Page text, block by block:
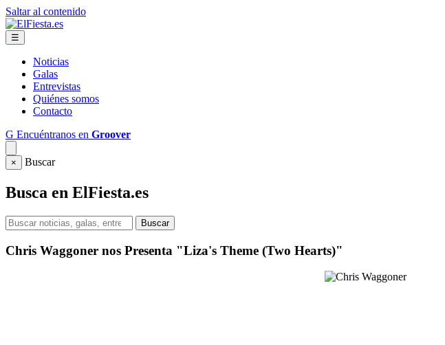
Saltar al contenido
☰
Noticias
Galas
Entrevistas
Quiénes somos
Contacto
G Encuéntranos en Groover
× Buscar
Busca en ElFiesta.es
Buscar
Chris Waggoner nos Presenta "Liza's Theme (Two Hearts)"